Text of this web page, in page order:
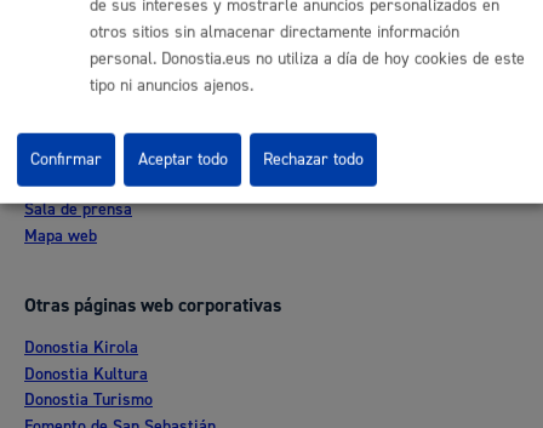
Enlaces útiles
Perfil del contratante
Sede electrónica
Mapas - GeoDonostia
Sala de prensa
Mapa web
Otras páginas web corporativas
Donostia Kirola
Donostia Kultura
Donostia Turismo
de sus intereses y mostrarle anuncios personalizados en
otros sitios sin almacenar directamente información
personal. Donostia.eus no utiliza a día de hoy cookies de este
tipo ni anuncios ajenos.
Rechazar todo
Confirmar Aceptar todo